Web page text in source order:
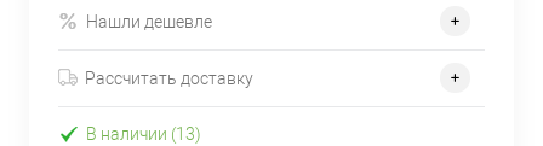
Нашли дешевле
Рассчитать доставку
В наличии (13)